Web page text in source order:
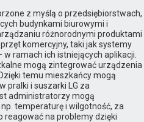
z myślą o przedsiębiorstwach,
budynkami biurowymi i
różnorodnymi produktami
komercyjny, taki jak systemy
ramach ich istniejących aplikacji.
mogą zintegrować urządzenia
temu mieszkańcy mogą
pralki i suszarki LG za
administratorzy mogą
temperaturę i wilgotność, za
reagować na problemy dzięki